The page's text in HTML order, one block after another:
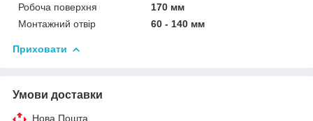
Робоча поверхня
170 мм
Монтажний отвір
60 - 140 мм
Приховати
Умови доставки
Нова Пошта